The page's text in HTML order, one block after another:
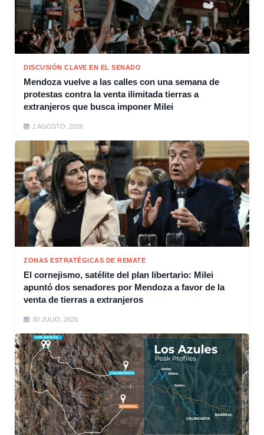
DISCUSIÓN CLAVE EN EL SENADO
Mendoza vuelve a las calles con una semana de
protestas contra la venta ilimitada tierras a
extranjeros que busca imponer Milei
1 AGOSTO, 2026
ZONAS ESTRATÉGICAS DE REMATE
El cornejismo, satélite del plan libertario: Milei
apuntó dos senadores por Mendoza a favor de la
venta de tierras a extranjeros
30 JULIO, 2026